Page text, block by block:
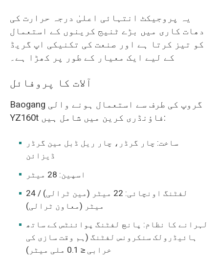
یہ پروجیکٹ انتہائی اعلیٰ درجہ حرارت کی
دھات کاری میں بڑے ٹنیج کرینوں کے استعمال
کو تیز کرتا ہے اور صنعت کی تکنیکی اپ گریڈ
کے لیے ایک معیار کے طور پر کھڑا ہے۔
آلات کا پروفائل
Baogang گروپ کی طرف سے استعمال ہونے والی
YZ160t فاؤنڈری کرین میں شامل ہیں:
ساخت: چار گرڈر، چار ریل ڈبل مین گرڈر
ڈیزائن
اسپین: 28 میٹر
لفٹنگ اونچائی: 22 میٹر (مین ٹرالی) / 24
میٹر (معاون ٹرالی)
لہرانے کا نظام: پانچ لفٹنگ پوائنٹس کے ساتھ
ہائیڈرولک سنکرونس لفٹنگ (ہم وقت سازی کی
خرابی ≤ 0.1 ملی میٹر)